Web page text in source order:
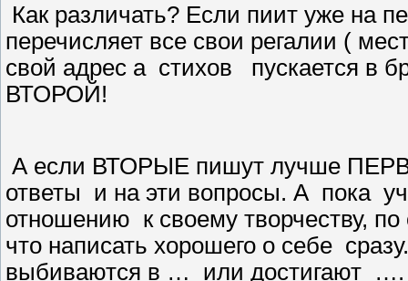
Как различать? Если пиит уже на
перечисляет все свои регалии (
свой адрес а стихов
пускается в
ВТОРОЙ!
А если ВТОРЫЕ пишут лучше
ответы
и на эти вопросы. А пока
отношению к своему творчеству,
что написать хорошего о себе
выбиваются в …
или достигают
….